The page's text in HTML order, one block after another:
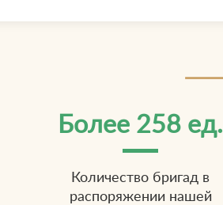
Более 258 ед.
Количество бригад в
распоряжении нашей